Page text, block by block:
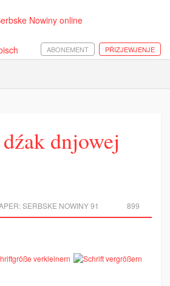
PŘIZJEWJENJE
ABONEMENT
dnjowej
899
SERBSKE NOWINY 91